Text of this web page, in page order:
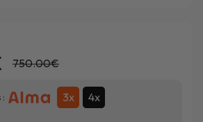
750.00€
3x 4x